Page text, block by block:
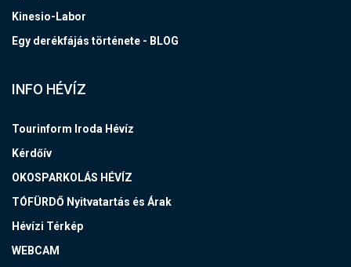
Kinesio-Labor
Egy derékfájás története - BLOG
INFO HÉVÍZ
Tourinform Iroda Hévíz
Kérdőív
OKOSPARKOLÁS HÉVÍZ
TÓFÜRDŐ Nyitvatartás és Árak
Hévízi Térkép
WEBCAM